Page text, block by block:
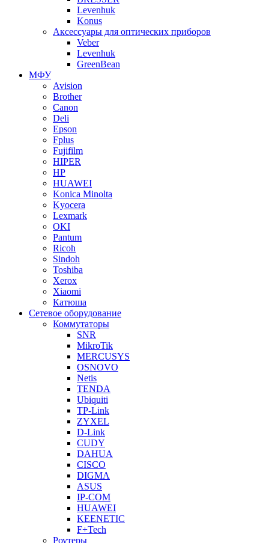
Levenhuk
Konus
Аксессуары для оптических приборов
Veber
Levenhuk
GreenBean
МФУ
Avision
Brother
Canon
Deli
Epson
Fplus
Fujifilm
HIPER
HP
HUAWEI
Konica Minolta
Kyocera
Lexmark
OKI
Pantum
Ricoh
Sindoh
Toshiba
Xerox
Xiaomi
Катюша
Сетевое оборудование
Коммутаторы
SNR
MikroTik
MERCUSYS
OSNOVO
Netis
TENDA
Ubiquiti
TP-Link
ZYXEL
D-Link
CUDY
DAHUA
CISCO
DIGMA
ASUS
IP-COM
HUAWEI
KEENETIC
F+Tech
Роутеры